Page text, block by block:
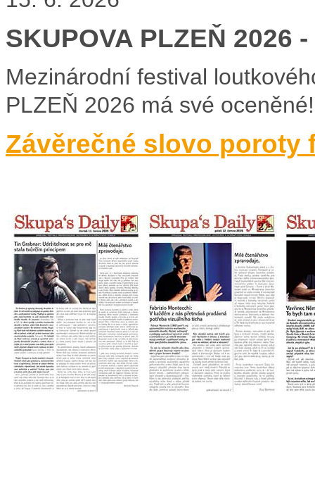
SKUPOVA PLZEŇ 2026
Mezinárodní festival
PLZEŇ 2026 má své oceněné!
Závěrečné slovo poroty